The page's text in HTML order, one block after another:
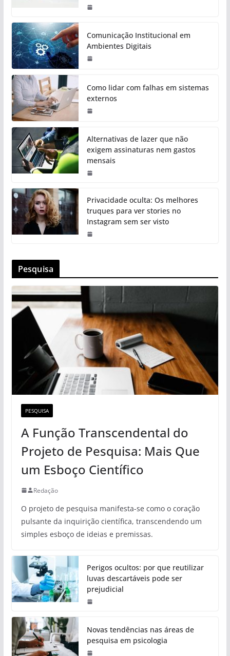
Comunicação Institucional em
Ambientes Digitais
Como lidar com falhas em sistemas
externos
Alternativas de lazer que não
exigem assinaturas nem gastos
mensais
Privacidade oculta: Os melhores
truques para ver stories no
Instagram sem ser visto
Pesquisa
PESQUISA
A Função Transcendental do
Projeto de Pesquisa: Mais Que
um Esboço Científico
Redação
O projeto de pesquisa manifesta-se como o coração
pulsante da inquirição científica, transcendendo um
simples esboço de ideias e premissas.
Perigos ocultos: por que reutilizar
luvas descartáveis pode ser
prejudicial
Novas tendências nas áreas de
pesquisa em psicologia